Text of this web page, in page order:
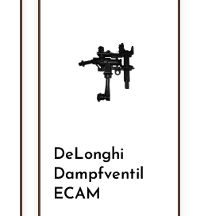
DeLonghi
Dampfventil
ECAM